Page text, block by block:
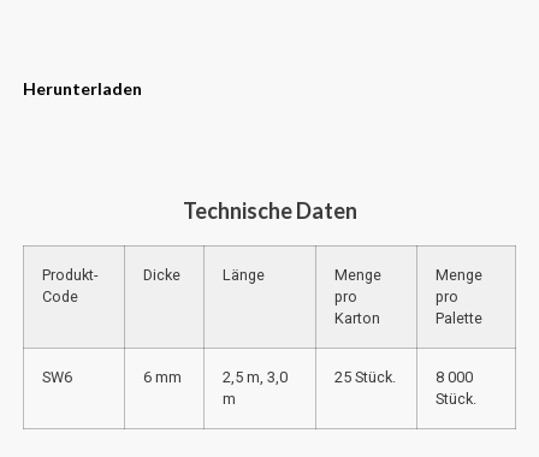
Herunterladen
Technische Daten
Produkt-
Code
Dicke Länge
Menge
pro
Karton
Menge
pro
Palette
SW6 6 mm
2,5 m, 3,0
m
25 Stück.
8 000
Stück.